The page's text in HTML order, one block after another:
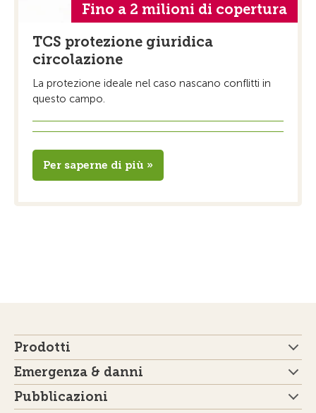
Fino a 2 milioni di copertura
TCS protezione giuridica
circolazione
La protezione ideale nel caso nascano conflitti in
questo campo.
Per saperne di più »
Prodotti
Emergenza & danni
Pubblicazioni